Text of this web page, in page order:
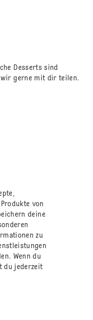
Desserts sind
wir gerne mit dir teilen.
von
deine
zu
Wenn du
du jederzeit